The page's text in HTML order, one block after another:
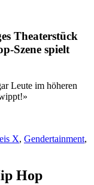
Theaterstück
Szene spielt
Leute im höheren
X, Gendertainment,
Hop